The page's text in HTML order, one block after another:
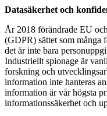
Datasäkerhet och
År 2018 förändrade EU
(GDPR) sättet som många
det är inte bara
Industriellt spionage är
forskning och
information inte hanteras
information är vår högsta
informationssäkerhet och